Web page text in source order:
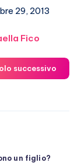
29, 2013
Fico
successivo
un figlio?